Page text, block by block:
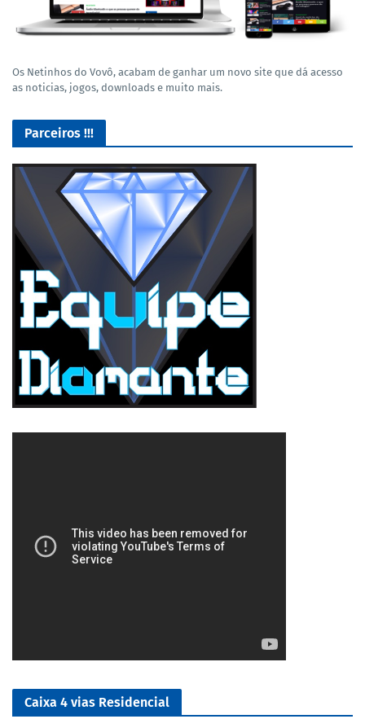
Os Netinhos do Vovô, acabam de ganhar um novo site que dá acesso
as noticias, jogos, downloads e muito mais.
Parceiros !!!
Lives de Gameplay no Facebook Gaming e muito mais
Caixa 4 vias Residencial